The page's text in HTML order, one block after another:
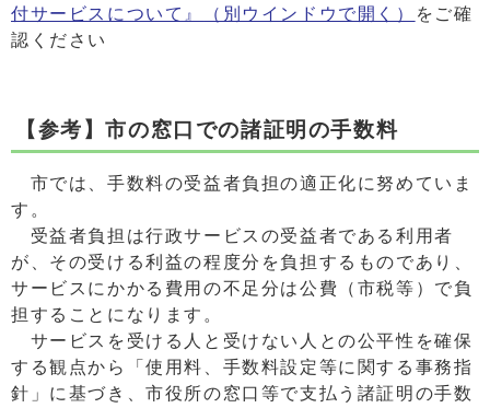
付サービスについて』
（別ウインドウで開く）
をご確
認ください
【参考】市の窓口での諸証明の手数料
市では、手数料の受益者負担の適正化に努めていま
す。
受益者負担は行政サービスの受益者である利用者
が、その受ける利益の程度分を負担するものであり、
サービスにかかる費用の不足分は公費（市税等）で負
担することになります。
サービスを受ける人と受けない人との公平性を確保
する観点から「使用料、手数料設定等に関する事務指
針」に基づき、市役所の窓口等で支払う諸証明の手数